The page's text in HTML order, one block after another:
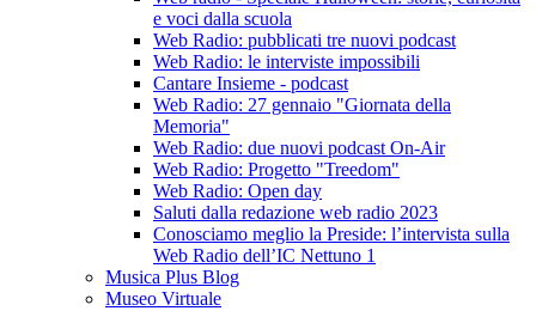
e voci dalla scuola
Web Radio: pubblicati tre nuovi podcast
Web Radio: le interviste impossibili
Cantare Insieme - podcast
Web Radio: 27 gennaio "Giornata della
Memoria"
Web Radio: due nuovi podcast On-Air
Web Radio: Progetto "Treedom"
Web Radio: Open day
Saluti dalla redazione web radio 2023
Conosciamo meglio la Preside: l’intervista sulla
Web Radio dell’IC Nettuno 1
Musica Plus Blog
Museo Virtuale